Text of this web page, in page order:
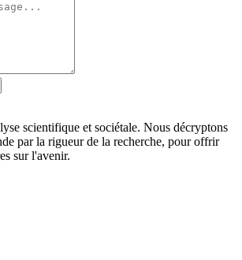
scientifique et sociétale. Nous décryptons
par la rigueur de la recherche, pour offrir
sur l'avenir.